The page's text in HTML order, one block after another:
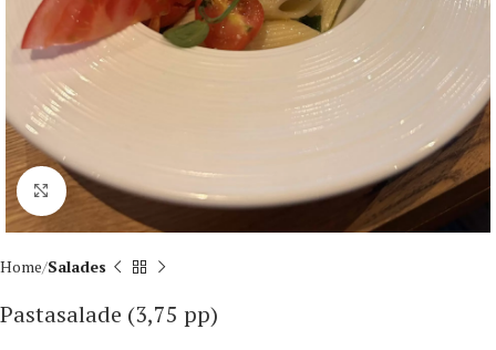
Click to enlarge
Home Salades
Pastasalade (3,75 pp)